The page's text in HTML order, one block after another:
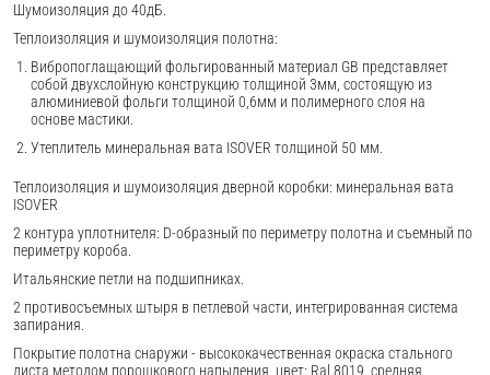
Шумоизоляция до 40дБ.
Теплоизоляция и шумоизоляция полотна:
Вибропоглащающий фольгированный материал GB представляет
собой двухслойную конструкцию толщиной 3мм, состоящую из
алюминиевой фольги толщиной 0,6мм и полимерного слоя на
основе мастики.
Утеплитель минеральная вата ISOVER толщиной 50 мм.
Теплоизоляция и шумоизоляция дверной коробки: минеральная вата
ISOVER
2 контура уплотнителя: D-образный по периметру полотна и съемный по
периметру короба.
Итальянские петли на подшипниках.
2 противосъемных штыря в петлевой части, интегрированная система
запирания.
Покрытие полотна снаружи - высококачественная окраска стального
листа методом порошкового напыления, цвет: Ral 8019, средняя